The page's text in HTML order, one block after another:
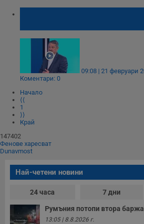
09:08 | 21 февруари
Коментари: 0
Начало
⟨⟨
1
⟩⟩
Край
147402
Фенове харесват
Dunavmost
Най-четени новини
24 часа 7 дни
Румъния потопи втора
13:05 | 8.8.2026 г.